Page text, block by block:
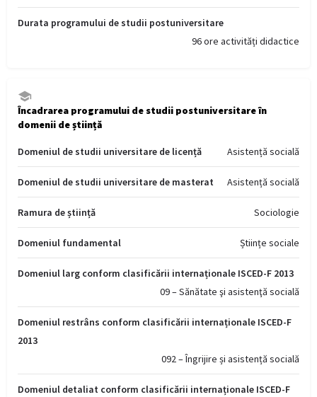
Durata programului de studii postuniversitare
96 ore activități didactice
Încadrarea programului de studii postuniversitare în
domenii de știință
Domeniul de studii universitare de licență Asistență socială
Domeniul de studii universitare de masterat Asistență socială
Ramura de știință Sociologie
Domeniul fundamental Științe sociale
Domeniul larg conform clasificării internaționale ISCED-F 2013
09 – Sănătate şi asistenţă socială
Domeniul restrâns conform clasificării internaționale ISCED-F
2013
092 – Îngrijire și asistență socială
Domeniul detaliat conform clasificării internaționale ISCED-F